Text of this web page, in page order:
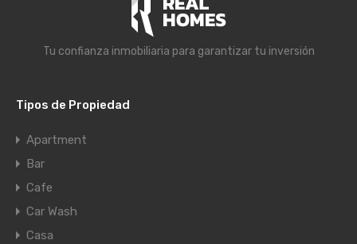
Tu confianza inmobiliaria para garantizar tu inversión
Tipos de Propiedad
Apartment
Bar
Cafe
Car Wash
Casa